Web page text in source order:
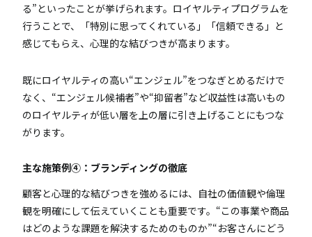
る”といったことが挙げられます。ロイヤルティプログラムを
行うことで、「特別に思ってくれている」「信頼できる」と
感じてもらえ、心理的な結びつきが高まります。
既にロイヤルティの高い“エンジェル”をつなぎとめるだけで
なく、“エンジェル候補者”や“抑留者”など収益性は高いもの
のロイヤルティが低い層を上の層に引き上げることにもつな
がります。
主な施策例④：ブランディングの徹底
顧客と心理的な結びつきを強めるには、自社の価値観や倫理
観を明確にして伝えていくことも重要です。“この事業や商品
はどのような課題を解決するためのものか”“お客さんにどう